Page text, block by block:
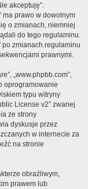
akceptuję”.
ma prawo w dowolnym
o zmianach, niemniej
do tego regulaminu.
po zmianach regulaminu
prawnymi.
„www.phpbb.com”,
oprogramowanie
typu witryny
License v2” zwanej
ze strony
dyskusje przez
w internecie za
na stronie
obraźliwym,
prawem lub